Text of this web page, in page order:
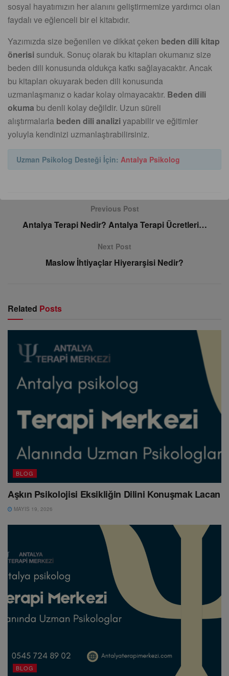
sosyal hayatımızın her alanını geliştirmemize yardımcı olan
faydalı ve eğlenceli bir el kitabıdır.
Yazımızda size beğenilen ve dikkat çeken beden dili kitap
önerisisunduk. Sonuç olarak bu kitapları okumanız size
beden dili konusunda oldukça katkı sağlayacaktır. Ancak
bu kitapları okuyarak beden dili konusunda
uzmanlaşmanız o kadar kolay olmayacaktır. Beden dili
okuma bu denli kolay değildir. Uzun süreli
alıştırmalarla beden dili analiziyapabilir ve eğitimler
yoluyla kendinizi uzmanlaştırabilirsiniz.
Uzman Psikolog Desteği İçin: Antalya Psikolog
Previous Post
Antalya Terapi Nedir? Antalya Terapi Ücretleri…
Next Post
Maslow İhtiyaçlar Hiyerarşisi Nedir?
Related Posts
BLOG
Aşkın Psikolojisi Eksikliğin Dilini Konuşmak Lacan
MAYIS 19, 2026
BLOG